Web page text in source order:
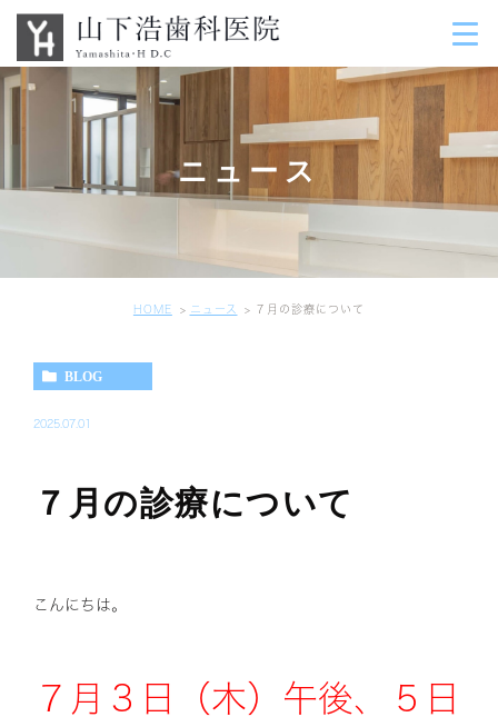
ニュース
HOME ニュース ７月の診療について
BLOG
2025.07.01
７月の診療について
こんにちは。
７月３日（木）午後、５日